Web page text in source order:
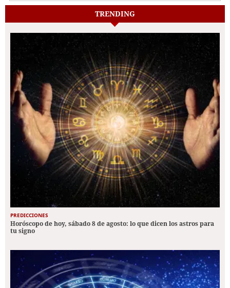
TRENDING
PREDICCIONES
Horóscopo de hoy, sábado 8 de agosto: lo que dicen los astros para
tu signo